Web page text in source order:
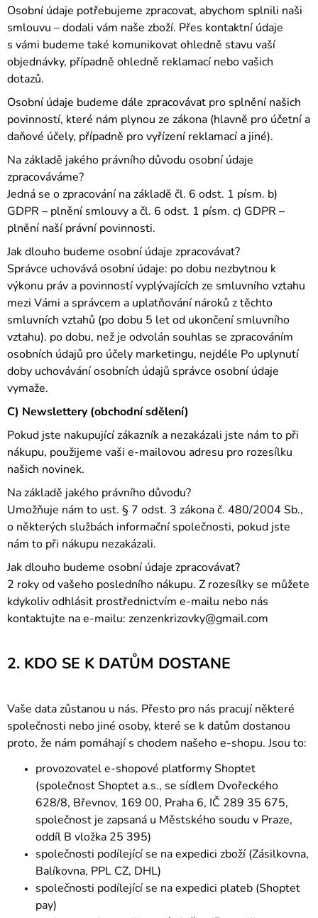
Osobní údaje potřebujeme zpracovat, abychom splnili naši
smlouvu – dodali vám naše zboží. Přes kontaktní údaje
s vámi budeme také komunikovat ohledně stavu vaší
objednávky, případně ohledně reklamací nebo vašich
dotazů.
Osobní údaje budeme dále zpracovávat pro splnění našich
povinností, které nám plynou ze zákona (hlavně pro účetní a
daňové účely, případně pro vyřízení reklamací a jiné).
Na základě jakého právního důvodu osobní údaje
zpracováváme?
Jedná se o zpracování na základě čl. 6 odst. 1 písm. b)
GDPR – plnění smlouvy a čl. 6 odst. 1 písm. c) GDPR –
plnění naší právní povinnosti.
Jak dlouho budeme osobní údaje zpracovávat?
Správce uchovává osobní údaje: po dobu nezbytnou k
výkonu práv a povinností vyplývajících ze smluvního vztahu
mezi Vámi a správcem a uplatňování nároků z těchto
smluvních vztahů (po dobu 5 let od ukončení smluvního
vztahu). po dobu, než je odvolán souhlas se zpracováním
osobních údajů pro účely marketingu, nejdéle Po uplynutí
doby uchovávání osobních údajů správce osobní údaje
vymaže.
C) Newslettery (obchodní sdělení)
Pokud jste nakupující zákazník a nezakázali jste nám to při
nákupu, použijeme vaši e-mailovou adresu pro rozesílku
našich novinek.
Na základě jakého právního důvodu?
Umožňuje nám to ust. § 7 odst. 3 zákona č. 480/2004 Sb.,
o některých službách informační společnosti, pokud jste
nám to při nákupu nezakázali.
Jak dlouho budeme osobní údaje zpracovávat?
2 roky od vašeho posledního nákupu. Z rozesílky se můžete
kdykoliv odhlásit prostřednictvím e-mailu nebo nás
kontaktujte na e-mailu: zenzenkrizovky@gmail.com
2. KDO SE K DATŮM DOSTANE
Vaše data zůstanou u nás. Přesto pro nás pracují některé
společnosti nebo jiné osoby, které se k datům dostanou
proto, že nám pomáhají s chodem našeho e-shopu. Jsou to:
provozovatel e-shopové platformy Shoptet
(společnost Shoptet a.s., se sídlem Dvořeckého
628/8, Břevnov, 169 00, Praha 6, IČ 289 35 675,
společnost je zapsaná u Městského soudu v Praze,
oddíl B vložka 25 395)
společnosti podílející se na expedici zboží (Zásilkovna,
Balíkovna, PPL CZ, DHL)
společnosti podílející se na expedici plateb (Shoptet
pay)